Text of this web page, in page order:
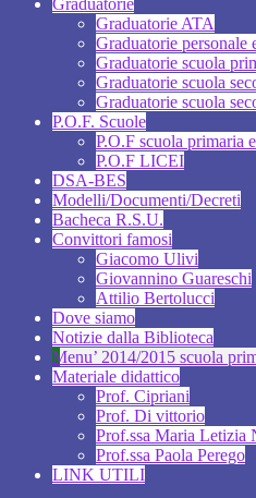
Graduatorie ATA
Graduatorie personale
Graduatorie scuola
Graduatorie scuola
Graduatorie scuola
P.O.F. Scuole
P.O.F scuola primaria
P.O.F LICEI
DSA-BES
Modelli/Documenti/Decreti
Bacheca R.S.U.
Convittori famosi
Giacomo Ulivi
Giovannino Guareschi
Attilio Bertolucci
Dove siamo
Notizie dalla Biblioteca
Menu’ 2014/2015 scuola
Materiale didattico
Prof. Cipriani
Prof. Di vittorio
Prof.ssa Maria Letizia
Prof.ssa Paola Perego
LINK UTILI